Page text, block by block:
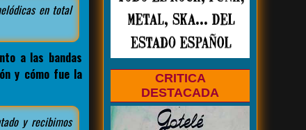
CRITICA
DESTACADA
en total
a las bandas
y cómo fue la
y recibimos